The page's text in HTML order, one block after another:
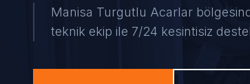
Manisa Turgutlu Acarlar
teknik ekip ile 7/24 kesintisiz